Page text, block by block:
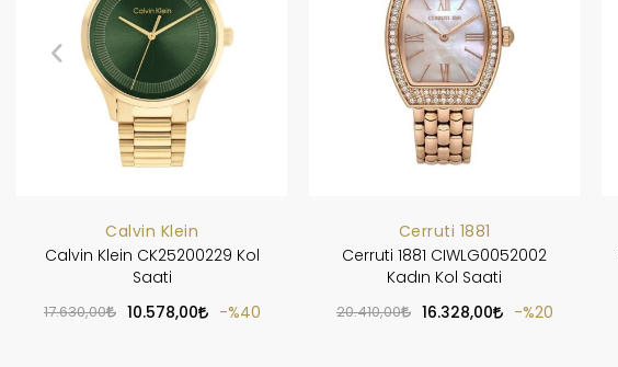
Calvin Klein
Calvin Klein CK25200229 Kol
Saati
17.630,00 10.578,00 %40
Cerruti 1881
Cerruti 1881 CIWLG0052002
Kadın Kol Saati
20.410,00 16.328,00 %20